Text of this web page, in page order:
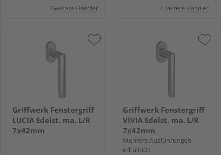
3 weitere Händler 3 weitere Händler
Griffwerk Fenstergriff
LUCIA Edelst. ma. L/R
7x42mm
Griffwerk Fenstergriff
VIVIA Edelst. ma. L/R
7x42mm
Mehrere Ausführungen
erhältlich